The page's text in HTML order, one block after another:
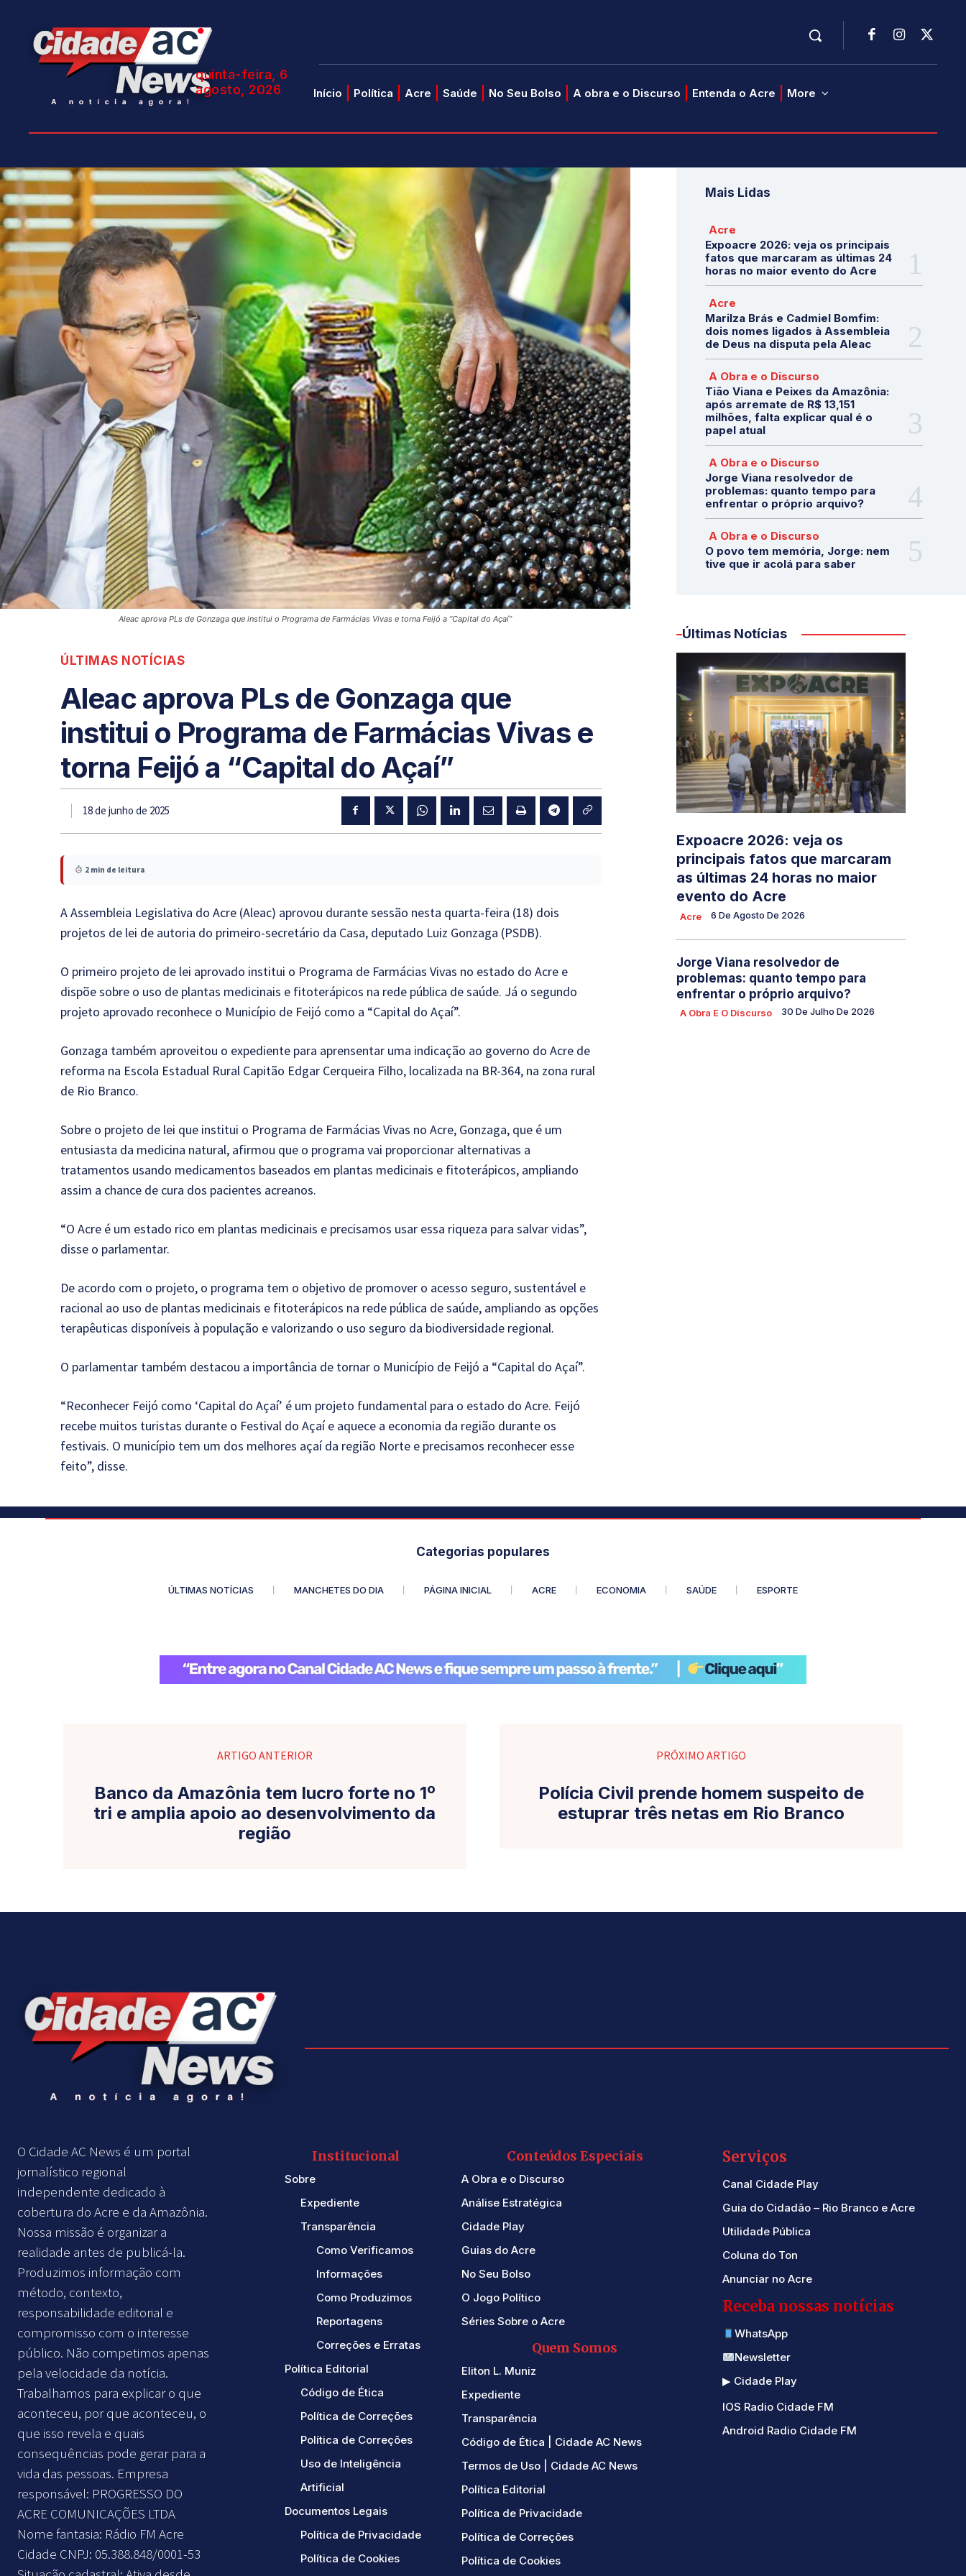
quinta-feira, 6
agosto, 2026
Início Política Acre Saúde No Seu Bolso A obra e o Discurso Entenda o Acre More
Aleac aprova PLs de Gonzaga que institui o Programa de Farmácias Vivas e torna Feijó a “Capital do Açaí”
ÚLTIMAS NOTÍCIAS
Aleac aprova PLs de Gonzaga que
institui o Programa de Farmácias Vivas e
torna Feijó a “Capital do Açaí”
18 de junho de 2025
2 min de leitura
A Assembleia Legislativa do Acre (Aleac) aprovou durante sessão nesta quarta-feira (18) dois
projetos de lei de autoria do primeiro-secretário da Casa, deputado Luiz Gonzaga (PSDB).
O primeiro projeto de lei aprovado institui o Programa de Farmácias Vivas no estado do Acre e
dispõe sobre o uso de plantas medicinais e fitoterápicos na rede pública de saúde. Já o segundo
projeto aprovado reconhece o Município de Feijó como a “Capital do Açaí”.
Gonzaga também aproveitou o expediente para aprensentar uma indicação ao governo do Acre de
reforma na Escola Estadual Rural Capitão Edgar Cerqueira Filho, localizada na BR-364, na zona rural
de Rio Branco.
Sobre o projeto de lei que institui o Programa de Farmácias Vivas no Acre, Gonzaga, que é um
entusiasta da medicina natural, afirmou que o programa vai proporcionar alternativas a
tratamentos usando medicamentos baseados em plantas medicinais e fitoterápicos, ampliando
assim a chance de cura dos pacientes acreanos.
“O Acre é um estado rico em plantas medicinais e precisamos usar essa riqueza para salvar vidas”,
disse o parlamentar.
De acordo com o projeto, o programa tem o objetivo de promover o acesso seguro, sustentável e
racional ao uso de plantas medicinais e fitoterápicos na rede pública de saúde, ampliando as opções
terapêuticas disponíveis à população e valorizando o uso seguro da biodiversidade regional.
O parlamentar também destacou a importância de tornar o Município de Feijó a “Capital do Açaí”.
“Reconhecer Feijó como ‘Capital do Açaí’ é um projeto fundamental para o estado do Acre. Feijó
recebe muitos turistas durante o Festival do Açaí e aquece a economia da região durante os
festivais. O município tem um dos melhores açaí da região Norte e precisamos reconhecer esse
feito”, disse.
Mais Lidas
Acre
Expoacre 2026: veja os principais
fatos que marcaram as últimas 24
horas no maior evento do Acre
Acre
Marilza Brás e Cadmiel Bomfim:
dois nomes ligados à Assembleia
de Deus na disputa pela Aleac
A Obra e o Discurso
Tião Viana e Peixes da Amazônia:
após arremate de R$ 13,151
milhões, falta explicar qual é o
papel atual
A Obra e o Discurso
Jorge Viana resolvedor de
problemas: quanto tempo para
enfrentar o próprio arquivo?
A Obra e o Discurso
O povo tem memória, Jorge: nem
tive que ir acolá para saber
Últimas Notícias
Expoacre 2026: veja os
principais fatos que marcaram
as últimas 24 horas no maior
evento do Acre
Acre 6 De Agosto De 2026
Jorge Viana resolvedor de
problemas: quanto tempo para
enfrentar o próprio arquivo?
A Obra E O Discurso 30 De Julho De 2026
Categorias populares
ÚLTIMAS NOTÍCIAS MANCHETES DO DIA PÁGINA INICIAL ACRE ECONOMIA SAÚDE ESPORTE
ARTIGO ANTERIOR
Banco da Amazônia tem lucro forte no 1º
tri e amplia apoio ao desenvolvimento da
região
PRÓXIMO ARTIGO
Polícia Civil prende homem suspeito de
estuprar três netas em Rio Branco
O Cidade AC News é um portal
jornalístico regional
independente dedicado à
cobertura do Acre e da Amazônia.
Nossa missão é organizar a
realidade antes de publicá-la.
Produzimos informação com
método, contexto,
responsabilidade editorial e
compromisso com o interesse
público. Não competimos apenas
pela velocidade da notícia.
Trabalhamos para explicar o que
aconteceu, por que aconteceu, o
que isso revela e quais
consequências pode gerar para a
vida das pessoas. Empresa
responsável: PROGRESSO DO
ACRE COMUNICAÇÕES LTDA
Nome fantasia: Rádio FM Acre
Cidade CNPJ: 05.388.848/0001-53
Institucional
Sobre
Expediente
Transparência
Como Verificamos
Informações
Como Produzimos
Reportagens
Correções e Erratas
Política Editorial
Código de Ética
Política de Correções
Política de Correções
Uso de Inteligência
Artificial
Documentos Legais
Política de Privacidade
Política de Cookies
Conteúdos Especiais
A Obra e o Discurso
Análise Estratégica
Cidade Play
Guias do Acre
No Seu Bolso
O Jogo Político
Séries Sobre o Acre
Quem Somos
Eliton L. Muniz
Expediente
Transparência
Código de Ética | Cidade AC News
Termos de Uso | Cidade AC News
Política Editorial
Política de Privacidade
Política de Correções
Política de Cookies
Serviços
Canal Cidade Play
Guia do Cidadão – Rio Branco e Acre
Utilidade Pública
Coluna do Ton
Anunciar no Acre
Receba nossas notícias
WhatsApp
Newsletter
▶ Cidade Play
IOS Radio Cidade FM
Android Radio Cidade FM